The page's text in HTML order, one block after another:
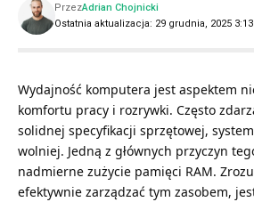
Ostatnia aktualizacja: 29 grudnia, 2025
PrzezAdrian Chojnicki
Wydajność komputera jest aspektem
komfortu pracy i rozrywki. Często
solidnej specyfikacji sprzętowej,
wolniej. Jedną z głównych przyczyn
nadmierne zużycie pamięci RAM.
efektywnie zarządzać tym zasobem,